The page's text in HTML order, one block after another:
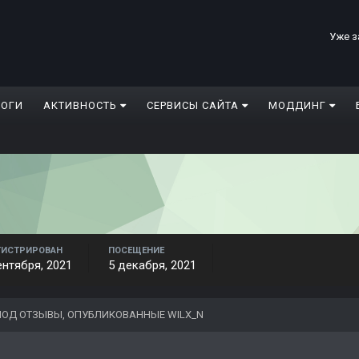
Уже
АКТИВНОСТЬ СЕРВИСЫ САЙТА МОДДИНГ
2021
ПОСЕЩЕНИЕ
5 декабря, 2021
ОТЗЫВЫ, ОПУБЛИКОВАННЫЕ WILX_N